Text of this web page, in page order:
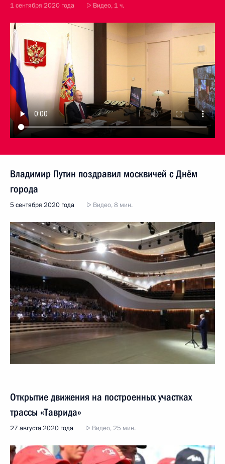
1 сентября 2020 года Видео, 1 ч.
Владимир Путин поздравил москвичей с Днём
города
5 сентября 2020 года Видео, 8 мин.
Открытие движения на построенных участках
трассы «Таврида»
27 августа 2020 года Видео, 25 мин.